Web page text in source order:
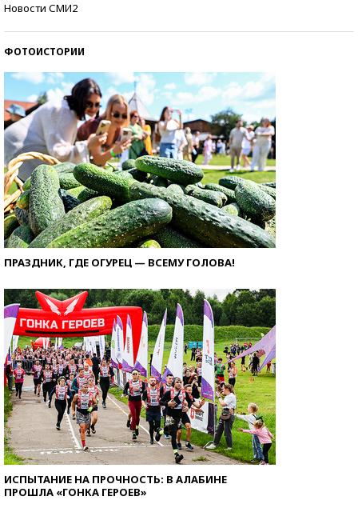
Новости СМИ2
ФОТОИСТОРИИ
ПРАЗДНИК, ГДЕ ОГУРЕЦ — ВСЕМУ ГОЛОВА!
ИСПЫТАНИЕ НА ПРОЧНОСТЬ: В АЛАБИНЕ
ПРОШЛА «ГОНКА ГЕРОЕВ»